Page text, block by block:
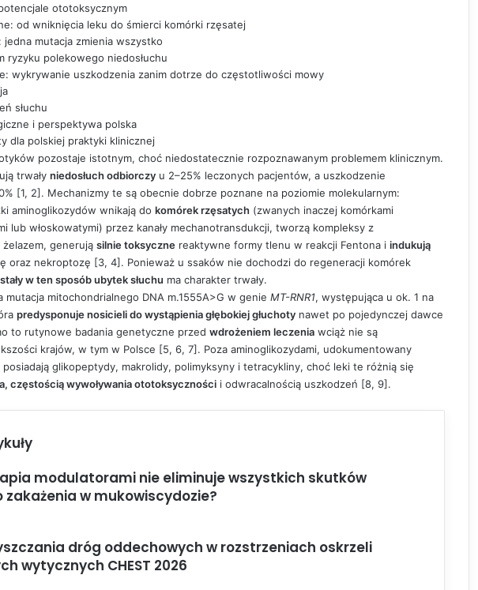
ototoksycznym
od wniknięcia leku do śmierci komórki rzęsatej
mutacja zmienia wszystko
ryzyku polekowego niedosłuchu
wykrywanie uszkodzenia zanim dotrze do częstotliwości mowy
słuchu
i perspektywa polska
dla polskiej praktyki klinicznej
pozostaje istotnym, choć niedostatecznie rozpoznawanym problemem klinicznym.
trwały niedosłuch odbiorczy u 2–25% leczonych pacjentów, a uszkodzenie
[1, 2]. Mechanizmy te są obecnie dobrze poznane na poziomie molekularnym:
aminoglikozydów wnikają do komórek rzęsatych (zwanych inaczej komórkami
lub włoskowatymi) przez kanały mechanotransdukcji, tworzą kompleksy z
generują silnie toksyczne reaktywne formy tlenu w reakcji Fentona i indukują
oraz nekroptozę [3, 4]. Ponieważ u ssaków nie dochodzi do regeneracji komórek
w ten sposób ubytek słuchu ma charakter trwały.
mutacja mitochondrialnego DNA m.1555A>G w genie MT-RNR1, występująca u ok. 1 na
predysponuje nosicieli do wystąpienia głębokiej głuchoty nawet po pojedynczej dawce
to rutynowe badania genetyczne przed wdrożeniem leczenia wciąż nie są
krajów, w tym w Polsce [5, 6, 7]. Poza aminoglikozydami, udokumentowany
glikopeptydy, makrolidy, polimyksyny i tetracykliny, choć leki te różnią się
częstością wywoływania ototoksyczności i odwracalnością uszkodzeń [8, 9].
modulatorami nie eliminuje wszystkich skutków
zakażenia w mukowiscydozie?
dróg oddechowych w rozstrzeniach oskrzeli
wytycznych CHEST 2026